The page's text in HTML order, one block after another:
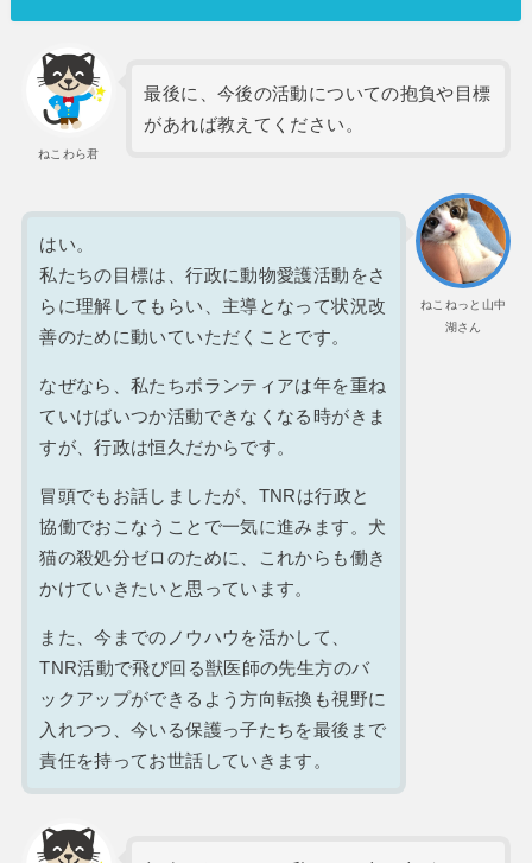
ねこわら君
最後に、今後の活動についての抱負や目標
があれば教えてください。
ねこねっと山中
湖さん
はい。
私たちの目標は、行政に動物愛護活動をさ
らに理解してもらい、主導となって状況改
善のために動いていただくことです。
なぜなら、私たちボランティアは年を重ね
ていけばいつか活動できなくなる時がきま
すが、行政は恒久だからです。
冒頭でもお話しましたが、TNRは行政と
協働でおこなうことで一気に進みます。犬
猫の殺処分ゼロのために、これからも働き
かけていきたいと思っています。
また、今までのノウハウを活かして、
TNR活動で飛び回る獣医師の先生方のバ
ックアップができるよう方向転換も視野に
入れつつ、今いる保護っ子たちを最後まで
責任を持ってお世話していきます。